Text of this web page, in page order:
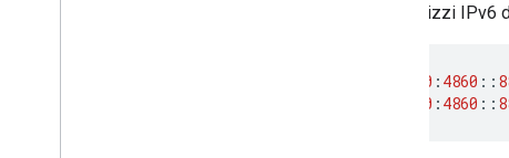
Gli indirizzi IPv6
4860 : 4860 ::
4860 : 4860 ::